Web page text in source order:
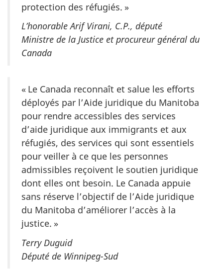
protection des réfugiés. »
L’honorable Arif Virani, C.P., député
Ministre de la Justice et procureur général du
Canada
« Le Canada reconnaît et salue les efforts
déployés par l’Aide juridique du Manitoba
pour rendre accessibles des services
d’aide juridique aux immigrants et aux
réfugiés, des services qui sont essentiels
pour veiller à ce que les personnes
admissibles reçoivent le soutien juridique
dont elles ont besoin. Le Canada appuie
sans réserve l’objectif de l’Aide juridique
du Manitoba d’améliorer l’accès à la
justice. »
Terry Duguid
Député de Winnipeg-Sud